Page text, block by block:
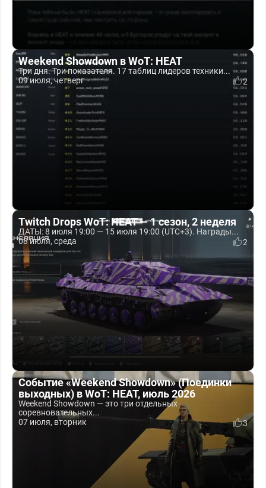
Weekend Showdown в WoT: HEAT
Три дня. Три показателя. 17 таблиц лидеров техники...
09 июля, четверг
2
Twitch Drops WoT: HEAT — 1 сезон, 2 неделя
ДАТЫ: 8 июля 19:00 — 15 июля 19:00 (UTC+3). Награды...
08 июля, среда
2
Событие «Weekend Showdown» (Поединки
выходных) в WoT: HEAT, июль 2026
Weekend Showdown — это три отдельных
соревновательных...
07 июля, вторник
3